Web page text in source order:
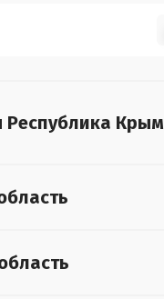
Республика Крым